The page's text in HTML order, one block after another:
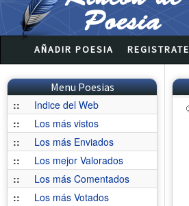
AÑADIR POESIA REGISTRATE
Menu Poesias
::
Indice del Web
::
Los más vistos
::
Los más Enviados
::
Los mejor Valorados
::
Los más Comentados
::
Los más Votados